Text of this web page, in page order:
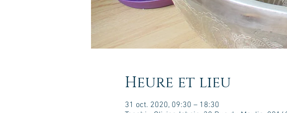
Heure et lieu
31 oct. 2020, 09:30 – 18:30